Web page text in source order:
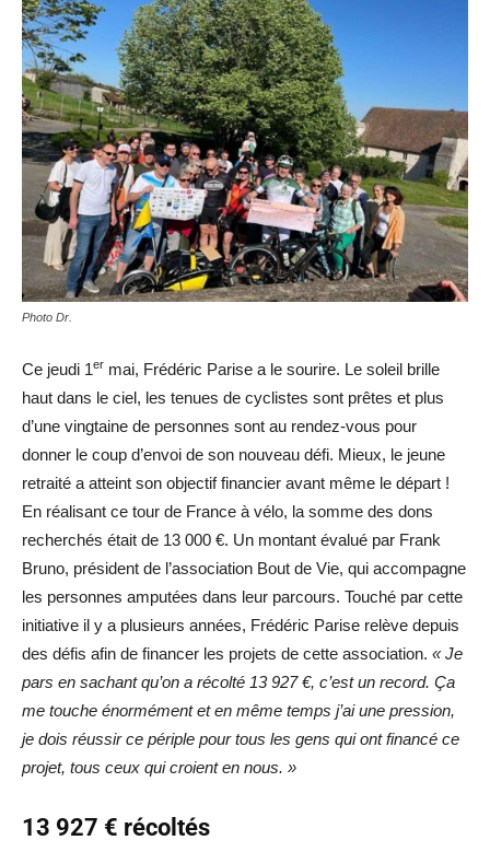
Photo Dr.
Ce jeudi 1er mai, Frédéric Parise a le sourire. Le soleil brille
haut dans le ciel, les tenues de cyclistes sont prêtes et plus
d’une vingtaine de personnes sont au rendez-vous pour
donner le coup d’envoi de son nouveau défi. Mieux, le jeune
retraité a atteint son objectif financier avant même le départ !
En réalisant ce tour de France à vélo, la somme des dons
recherchés était de 13 000 €. Un montant évalué par Frank
Bruno, président de l’association Bout de Vie, qui accompagne
les personnes amputées dans leur parcours. Touché par cette
initiative il y a plusieurs années, Frédéric Parise relève depuis
des défis afin de financer les projets de cette association. « Je
pars en sachant qu’on a récolté 13 927 €, c’est un record. Ça
me touche énormément et en même temps j’ai une pression,
je dois réussir ce périple pour tous les gens qui ont financé ce
projet, tous ceux qui croient en nous. »
13 927 € récoltés